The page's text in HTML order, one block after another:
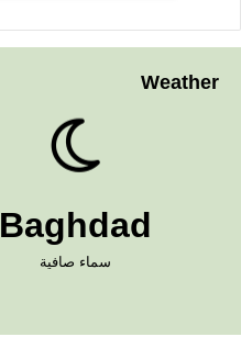
Weather
Baghdad
سماء صافية